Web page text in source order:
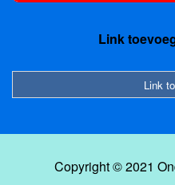
Link
Link
Copyright © 2021